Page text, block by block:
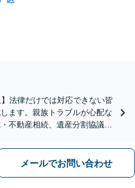
法律だけでは対応できない皆
ます。親族トラブルが心配な
不動産相続、遺産分割協議・
メールでお問い合わせ